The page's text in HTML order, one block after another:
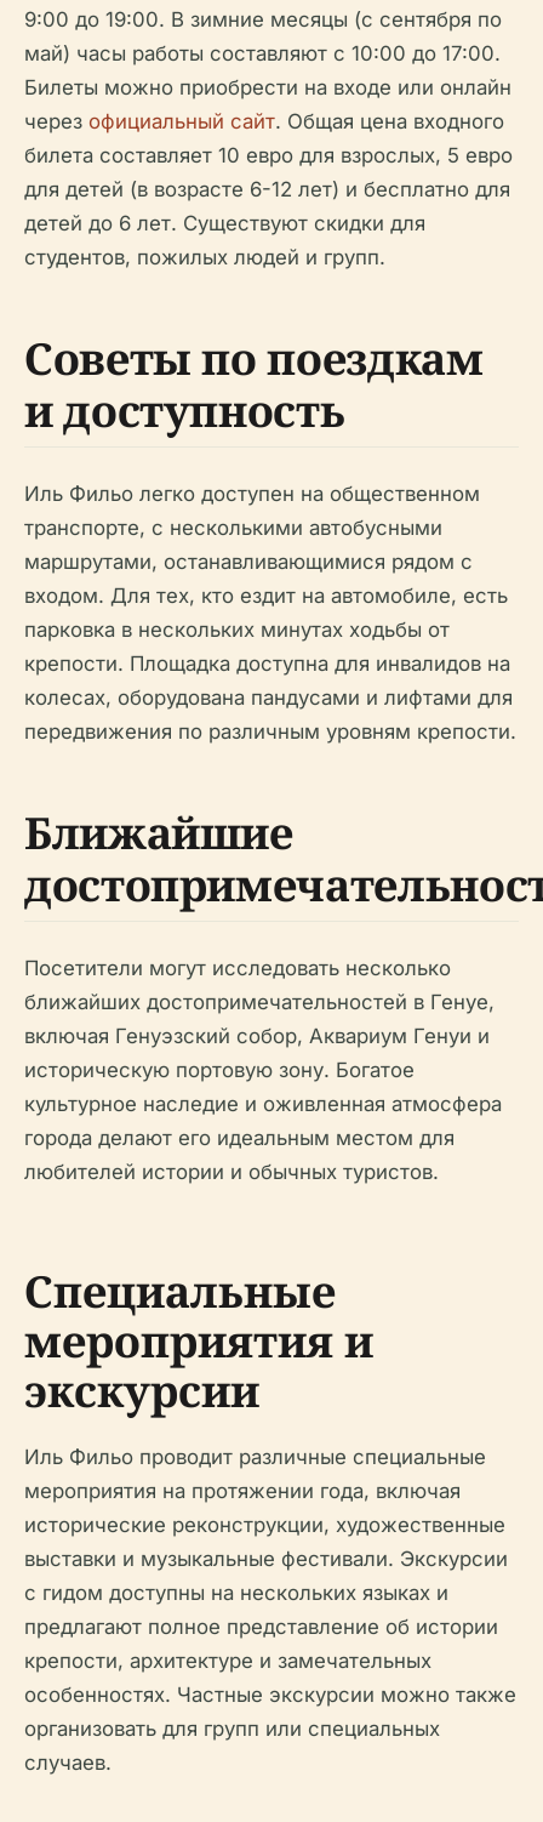
9:00 до 19:00. В зимние месяцы (с сентября по
май) часы работы составляют с 10:00 до 17:00.
Билеты можно приобрести на входе или онлайн
через официальный сайт. Общая цена входного
билета составляет 10 евро для взрослых, 5 евро
для детей (в возрасте 6-12 лет) и бесплатно для
детей до 6 лет. Существуют скидки для
студентов, пожилых людей и групп.
Советы по поездкам
и доступность
Иль Фильо легко доступен на общественном
транспорте, с несколькими автобусными
маршрутами, останавливающимися рядом с
входом. Для тех, кто ездит на автомобиле, есть
парковка в нескольких минутах ходьбы от
крепости. Площадка доступна для инвалидов на
колесах, оборудована пандусами и лифтами для
передвижения по различным уровням крепости.
Ближайшие
Посетители могут исследовать несколько
ближайших достопримечательностей в Генуе,
включая Генуэзский собор, Аквариум Генуи и
историческую портовую зону. Богатое
культурное наследие и оживленная атмосфера
города делают его идеальным местом для
любителей истории и обычных туристов.
Специальные
мероприятия и
экскурсии
Иль Фильо проводит различные специальные
мероприятия на протяжении года, включая
исторические реконструкции, художественные
выставки и музыкальные фестивали. Экскурсии
с гидом доступны на нескольких языках и
предлагают полное представление об истории
крепости, архитектуре и замечательных
особенностях. Частные экскурсии можно также
организовать для групп или специальных
случаев.